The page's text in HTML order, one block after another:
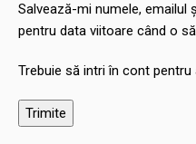
Salvează-mi numele,
pentru data viitoare când o
Trebuie să intri în cont pentru